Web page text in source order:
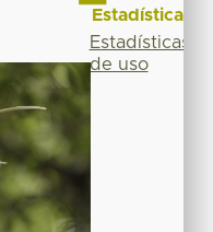
Estadísticas
Estadísticas
de uso